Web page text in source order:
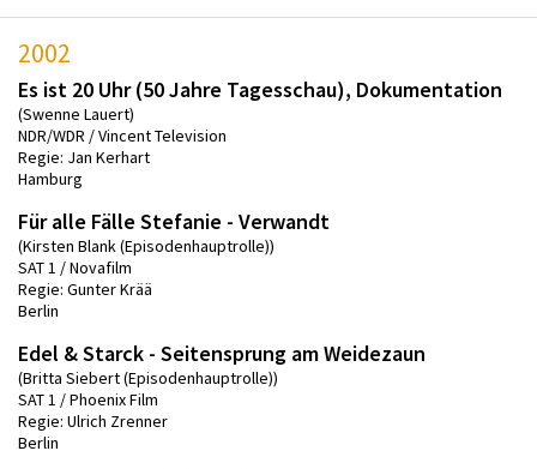
2002
Es ist 20 Uhr (50 Jahre Tagesschau), Dokumentation
(Swenne Lauert)
NDR/WDR / Vincent Television
Regie: Jan Kerhart
Hamburg
Für alle Fälle Stefanie - Verwandt
(Kirsten Blank (Episodenhauptrolle))
SAT 1 / Novafilm
Regie: Gunter Krää
Berlin
Edel & Starck - Seitensprung am Weidezaun
(Britta Siebert (Episodenhauptrolle))
SAT 1 / Phoenix Film
Regie: Ulrich Zrenner
Berlin